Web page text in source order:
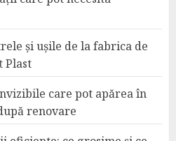
și ușile de la fabrica de
Plast
care pot apărea în
renovare